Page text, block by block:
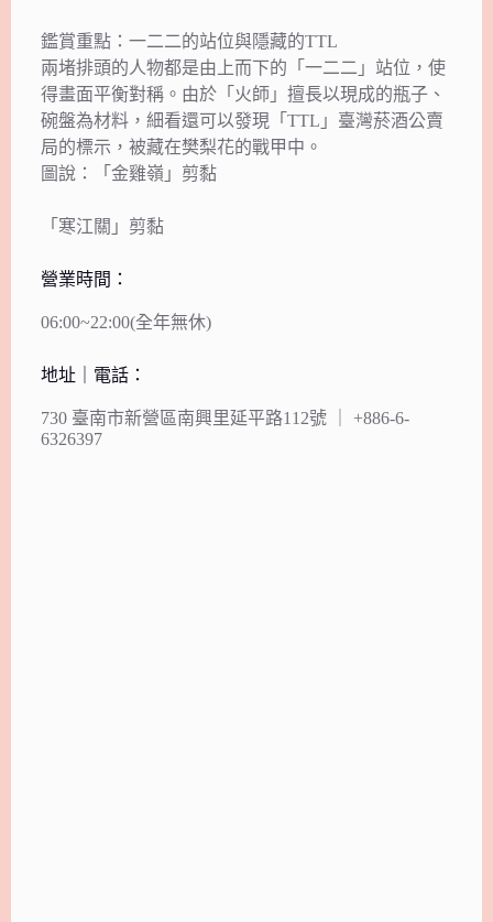
鑑賞重點：一二二的站位與隱藏的TTL
兩堵排頭的人物都是由上而下的「一二二」站位，使
得畫面平衡對稱。由於「火師」擅長以現成的瓶子、
碗盤為材料，細看還可以發現「TTL」臺灣菸酒公賣
局的標示，被藏在樊梨花的戰甲中。
圖說：「金雞嶺」剪黏
「寒江關」剪黏
營業時間：
06:00~22:00(全年無休)
地址｜電話：
730 臺南市新營區南興里延平路112號 ｜ +886-6-
6326397